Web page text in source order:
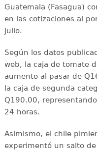
Guatemala (Fasagua)
en las cotizaciones al
julio.
Según los datos
web, la caja de tomate
aumento al pasar de
la caja de segunda
Q190.00,
24 horas.
Asimismo, el chile
experimentó un salto